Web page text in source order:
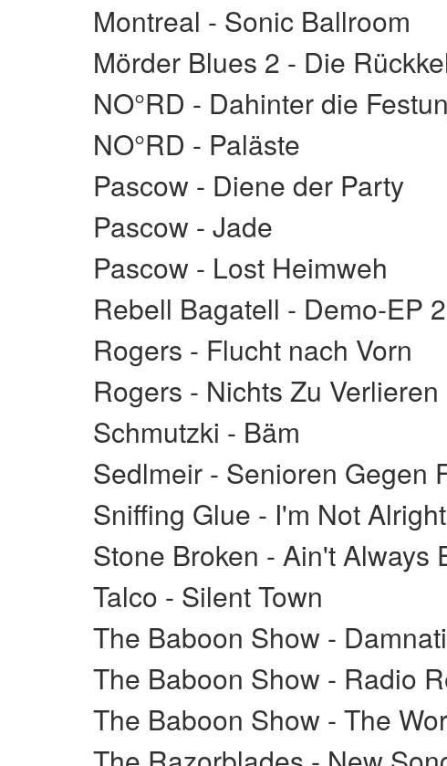
Montreal - Sonic Ballroom
Mörder Blues 2 - Die
NO°RD - Dahinter die
NO°RD - Paläste
Pascow - Diene der Party
Pascow - Jade
Pascow - Lost Heimweh
Rebell Bagatell - Demo-EP
Rogers - Flucht nach Vorn
Rogers - Nichts Zu Verlieren
Schmutzki - Bäm
Sedlmeir - Senioren Gegen
Sniffing Glue - I'm Not Alright
Stone Broken - Ain't Always
Talco - Silent Town
The Baboon Show -
The Baboon Show - Radio
The Baboon Show - The